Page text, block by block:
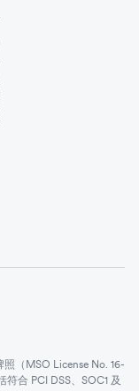
（MSO License No. 16-
合 PCI DSS、SOC1 及